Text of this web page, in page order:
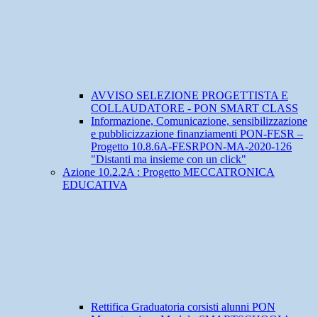
AVVISO SELEZIONE PROGETTISTA E
COLLAUDATORE - PON SMART CLASS
Informazione, Comunicazione, sensibilizzazione
e pubblicizzazione finanziamenti PON-FESR –
Progetto 10.8.6A-FESRPON-MA-2020-126
"Distanti ma insieme con un click"
Azione 10.2.2A : Progetto MECCATRONICA
EDUCATIVA
Rettifica Graduatoria corsisti alunni PON